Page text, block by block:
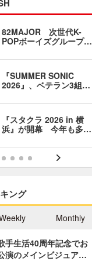
82MAJOR 次世代K-
POPボーイズグループ…
『SUMMER SONIC
2026』、ベテラン3組…
『スタクラ 2026 in 横
浜』が開幕 今年も多…
ング
Monthly
手生活40周年記念でお
演のメインビジュア…